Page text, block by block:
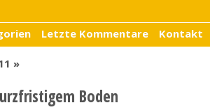
Letzte Kommentare Kontakt
»
Boden